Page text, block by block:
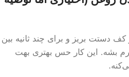
دستت بریز و برای چند ثانیه بین
بشه. این کار حس بهتری بهت